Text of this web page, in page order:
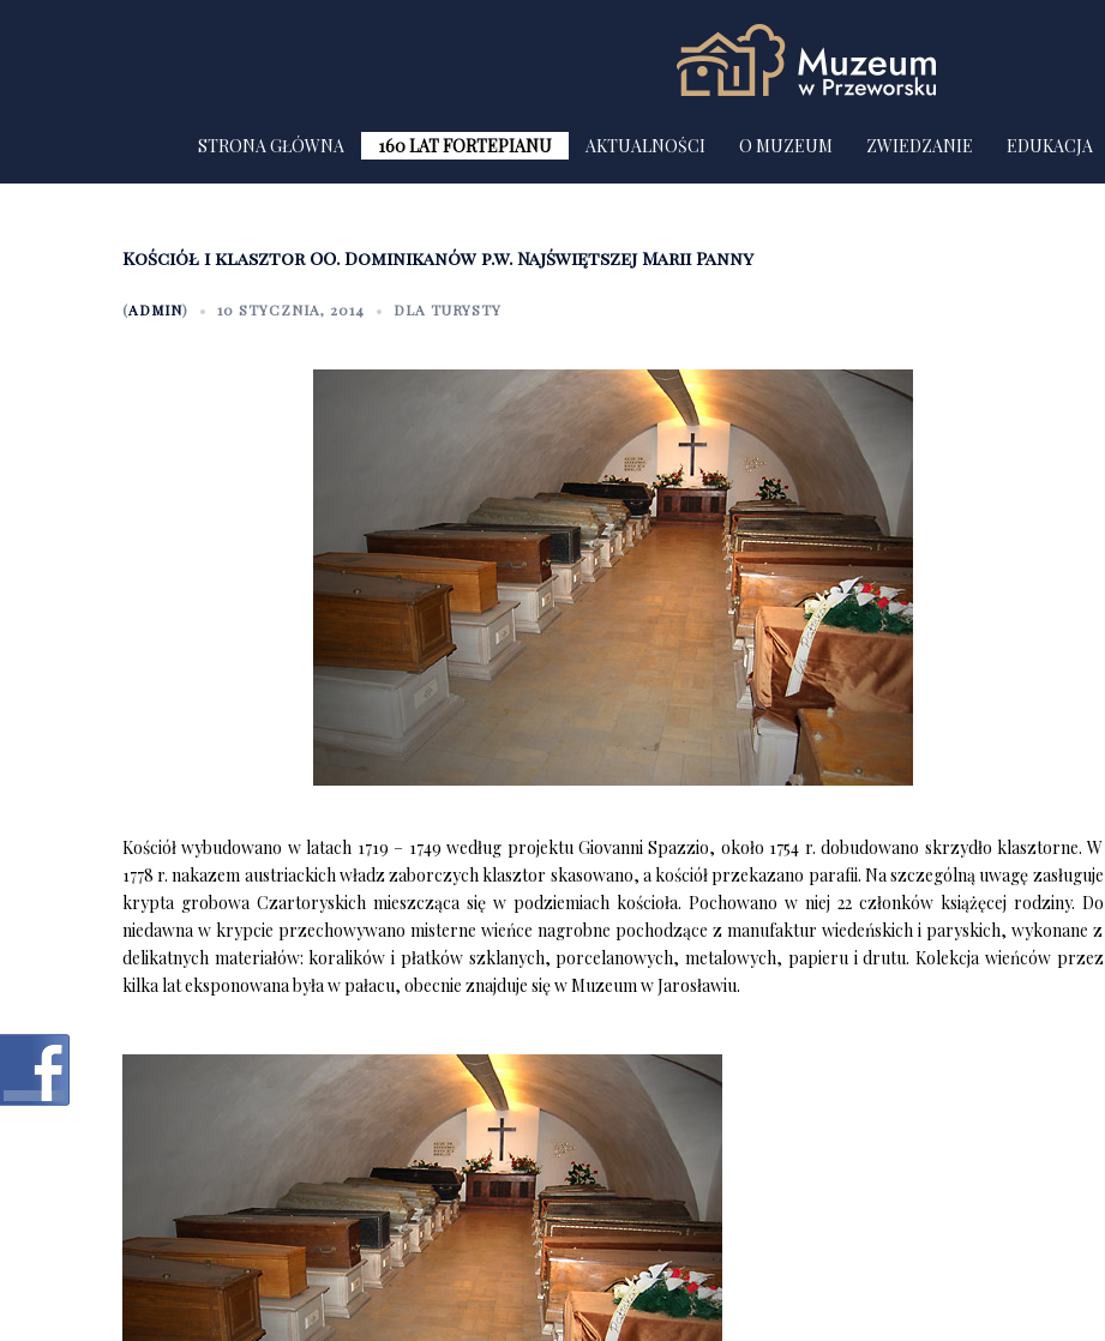
STRONA GŁÓWNA 160 LAT FORTEPIANU AKTUALNOŚCI O MUZEUM ZWIEDZANIE EDUKACJA
Kościół i klasztor OO. Dominikanów p.w. Najświętszej Marii Panny
(ADMIN) 10 STYCZNIA, 2014 DLA TURYSTY
Kościół wybudowano w latach 1719 – 1749 według projektu Giovanni Spazzio, około 1754 r. dobudowano skrzydło klasztorne. W
1778 r. nakazem austriackich władz zaborczych klasztor skasowano, a kościół przekazano parafii. Na szczególną uwagę zasługuje
krypta grobowa Czartoryskich mieszcząca się w podziemiach kościoła. Pochowano w niej 22 członków książęcej rodziny. Do
niedawna w krypcie przechowywano misterne wieńce nagrobne pochodzące z manufaktur wiedeńskich i paryskich, wykonane z
delikatnych materiałów: koralików i płatków szklanych, porcelanowych, metalowych, papieru i drutu. Kolekcja wieńców przez
kilka lat eksponowana była w pałacu, obecnie znajduje się w Muzeum w Jarosławiu.